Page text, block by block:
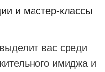
и мастер-классы
вас среди
имиджа и